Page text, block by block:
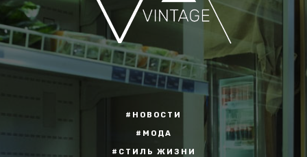
#НОВОСТИ
#МОДА
#СТИЛЬ ЖИЗНИ